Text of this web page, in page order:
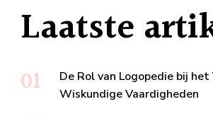
Laatste
De Rol van Logopedie bij
Wiskundige Vaardigheden